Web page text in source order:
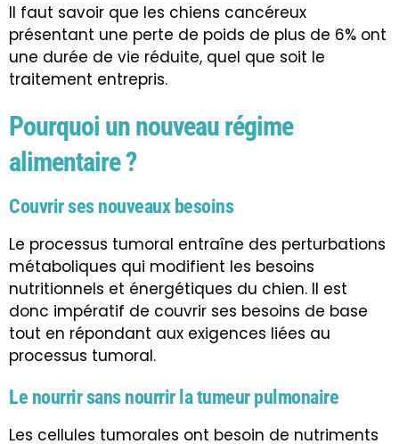
Il faut savoir que les chiens cancéreux
présentant une perte de poids de plus de 6% ont
une durée de vie réduite, quel que soit le
traitement entrepris.
Pourquoi un nouveau régime
alimentaire ?
Couvrir ses nouveaux besoins
Le processus tumoral entraîne des perturbations
métaboliques qui modifient les besoins
nutritionnels et énergétiques du chien. Il est
donc impératif de couvrir ses besoins de base
tout en répondant aux exigences liées au
processus tumoral.
Le nourrir sans nourrir la tumeur pulmonaire
Les cellules tumorales ont besoin de nutriments